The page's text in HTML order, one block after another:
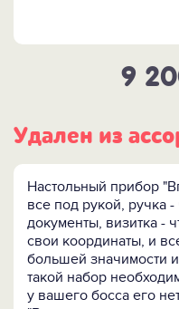
9
Удален из
Настольный прибор
все под рукой, ручка
документы, визитка -
свои координаты, и
большей значимости
такой набор
у вашего босса его